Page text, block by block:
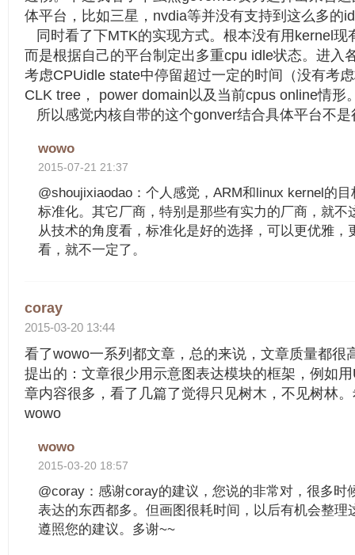
体平台，比如三星，nvdia等并没有支持到这么多的
同时看了下MTK的实现方式。根本没有用kernel现
而是根据自己的平台制定出多重cpu idle状态。进入
考虑CPUidle state中停留超过一定的时间（没有考
CLK tree， power domain以及当前cpus online情形
所以感觉内核自带的这个gonver结合具体平台不是
wowo
2015-07-21 21:37
@shoujixiaodao：个人感觉，ARM和linux kernel的
标准化。其它厂商，特别是那些有实力的厂商，就不
从技术的角度看，标准化是好的选择，可以更优雅，
看，就不一定了。
coray
2015-03-20 13:44
看了wowo一系列都文章，总的来说，文章质量都很
提出的：文章很少用示意图表达模块的框架，例如
章内容很多，看了几篇了觉得只见树木，不见树林
wowo
wowo
2015-03-20 18:57
@coray：感谢coray的建议，您说的非常对，很多时
表达的东西都多。但画图很耗时间，以后有机会整理
遵照您的建议。多谢~~